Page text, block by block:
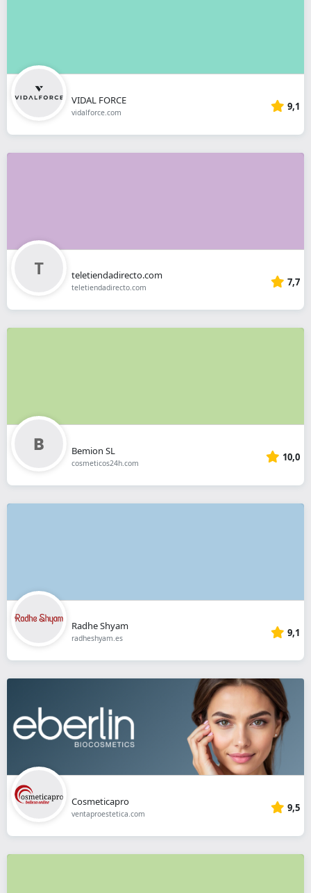
VIDAL FORCE
vidalforce.com 9,1
teletiendadirecto.com
teletiendadirecto.com 7,7
Bemion SL
cosmeticos24h.com 10,0
Radhe Shyam
radheshyam.es 9,1
Cosmeticapro
ventaproestetica.com 9,5